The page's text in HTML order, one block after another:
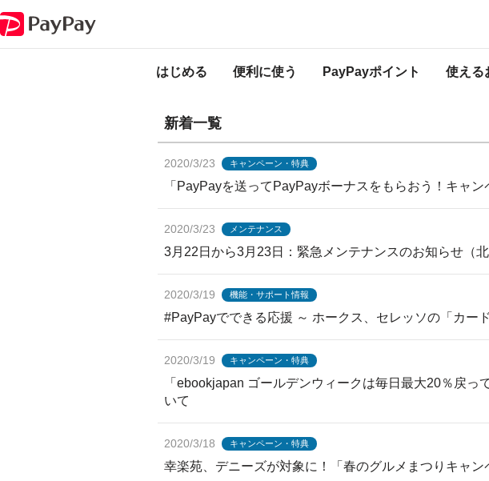
はじめる 便利に使う PayPayポイント 使える
PayPayからのお知らせ
新着一覧
2020/3/23 キャンペーン・特典
「PayPayを送ってPayPayボーナスをもらおう！キャ
2020/3/23 メンテナンス
3月22日から3月23日：緊急メンテナンスのお知らせ（北
2020/3/19 機能・サポート情報
#PayPayでできる応援 ～ ホークス、セレッソの「カー
2020/3/19 キャンペーン・特典
「ebookjapan ゴールデンウィークは毎日最大20％戻っ
いて
2020/3/18 キャンペーン・特典
幸楽苑、デニーズが対象に！「春のグルメまつりキャ